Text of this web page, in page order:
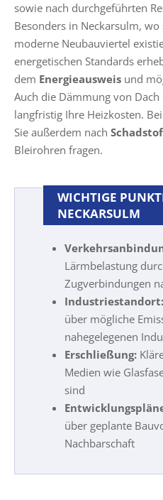
sowie nach durchgeführten
Besonders in Neckarsulm,
moderne Neubauviertel
energetischen Standards
dem Energieausweis und
Auch die Dämmung von
langfristig Ihre Heizkosten.
Sie außerdem nach
Bleirohren fragen.
WICHTIGE
NECKARSULM
Lärmbelastung
Zugverbindungen
Industriestandort:
über mögliche
nahegelegenen
Erschließung:
Medien wie
sind
über geplante
Nachbarschaft